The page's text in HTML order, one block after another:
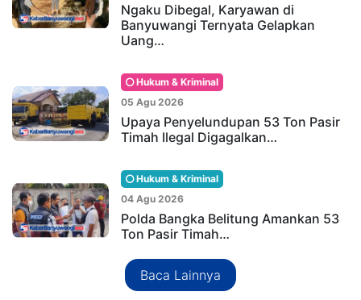
Ngaku Dibegal, Karyawan di
Banyuwangi Ternyata Gelapkan
Uang…
Hukum & Kriminal
05 Agu 2026
Upaya Penyelundupan 53 Ton Pasir
Timah Ilegal Digagalkan…
Hukum & Kriminal
04 Agu 2026
Polda Bangka Belitung Amankan 53
Ton Pasir Timah…
Baca Lainnya